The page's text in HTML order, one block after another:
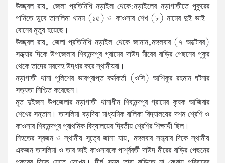
উজ্জ্বল রায়, জেলা প্রতিনিধি নড়াইল থেকে:নড়াইলের নড়াগাতীতে পুকুরের
পানিতে ডুবে তাসলিমা খানম (১৫) ও কাওসার শেখ (৮) নামের দুই ভাই-
বোনের মৃত্যু হয়েছে।
উজ্জ্বল রায়, জেলা প্রতিনিধি নড়াইল থেকে জানান,মঙ্গলবার (৭ অক্টোবর)
সন্ধ্যার দিকে উপজেলার শিবানন্দপুর গ্রামের দাউদ মীরের বাড়ির পেছনের পুকুর
থেকে তাদের মরদেহ উদ্ধার করে স্থানীয়রা।
নড়াগাতী থানা পুলিশের ভারপ্রাপ্ত কর্মকর্তা (ওসি) আশিকুর রহমান ঘটনার
সত্যতা নিশ্চিত করেছেন।
মৃত দুইজন উপজেলার নড়াগাতী থানাধীন শিবানন্দপুর গ্রামের কৃষক আজিবার
শেখের সন্তান। তাসলিমা বড়দিয়া মাধ্যমিক বালিকা বিদ্যালয়ের দশম শ্রেণি ও
কাওসার শিবানন্দপুর প্রাথমিক বিদ্যালয়ের দ্বিতীয় শ্রেণির শিক্ষার্থী ছিল।
নিহতের স্বজন ও স্থানীয় সূত্রে জানা যায়, মঙ্গলবার সন্ধ্যার দিকে স্থানীয়
একজন তাসলিমা ও তার ভাই কাওসারকে পার্শ্ববর্তী দাউদ মীরের বাড়ির পেছনের